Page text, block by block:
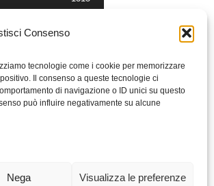
Consenso
tecnologie come i cookie per memorizzare
Il consenso a queste tecnologie ci
di navigazione o ID unici su questo
può influire negativamente su alcune
Nega Visualizza le preferenze